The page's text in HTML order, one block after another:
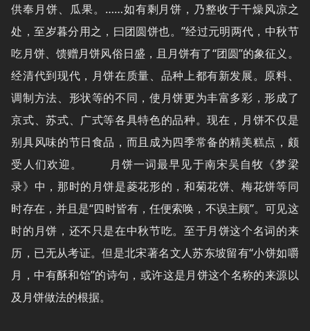
供奉月饼、瓜果。……如有剩月饼，乃整收于干燥风凉之
处，至岁暮分用之，曰团圆饼也。”经过元明两代，中秋节
吃月饼、馈赠月饼风俗日盛，且月饼有了“团圆”的象征义。
经清代到现代，月饼在质量、品种上都有新发展。原料、
调制方法、形状等的不同，使月饼更为丰富多彩，形成了
京式、苏式、广式等各具特色的品种。现在，月饼不仅是
别具风味的节日食品，而且成为四季常备的精美糕点，颇
受人们欢迎。 月饼一词最早见于南宋吴自牧《梦梁
录》中，那时的月饼是菱花形的，和菊花饼、梅花饼等同
时存在，并且是“四时皆有，任便索唤，不误主顾”。可见这
时的月饼，还不只是在中秋节吃。至于月饼这个名词的来
历，已无从考证。但是北宋著名文人苏东坡留有“小饼如嚼
月，中有酥和饴”的诗句，或许这是月饼这个名称的来源以
及月饼做法的根据。